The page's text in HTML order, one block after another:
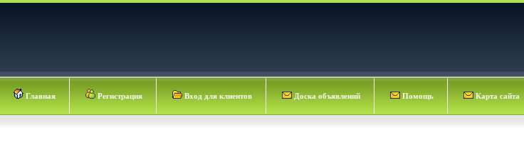
Главная Регистрация Вход для клиентов Доска объявлений Помощь Карта сайта